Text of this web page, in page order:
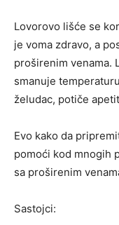
Lovorovo lišće se
je voma zdravo, a
proširenim venama.
smanuje
želudac, potiče
Evo kako da
pomoći kod mnogih
sa proširenim
Sastojci: